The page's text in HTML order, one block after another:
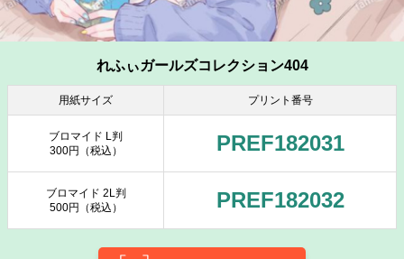
れふぃガールズコレクション404
用紙サイズ プリント番号
ブロマイド L判
300円（税込）
PREF182031
ブロマイド 2L判
500円（税込）
PREF182032